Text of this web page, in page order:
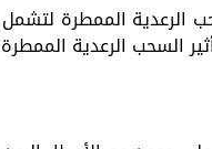
الرعدية الممطرة
السحب الرعدية